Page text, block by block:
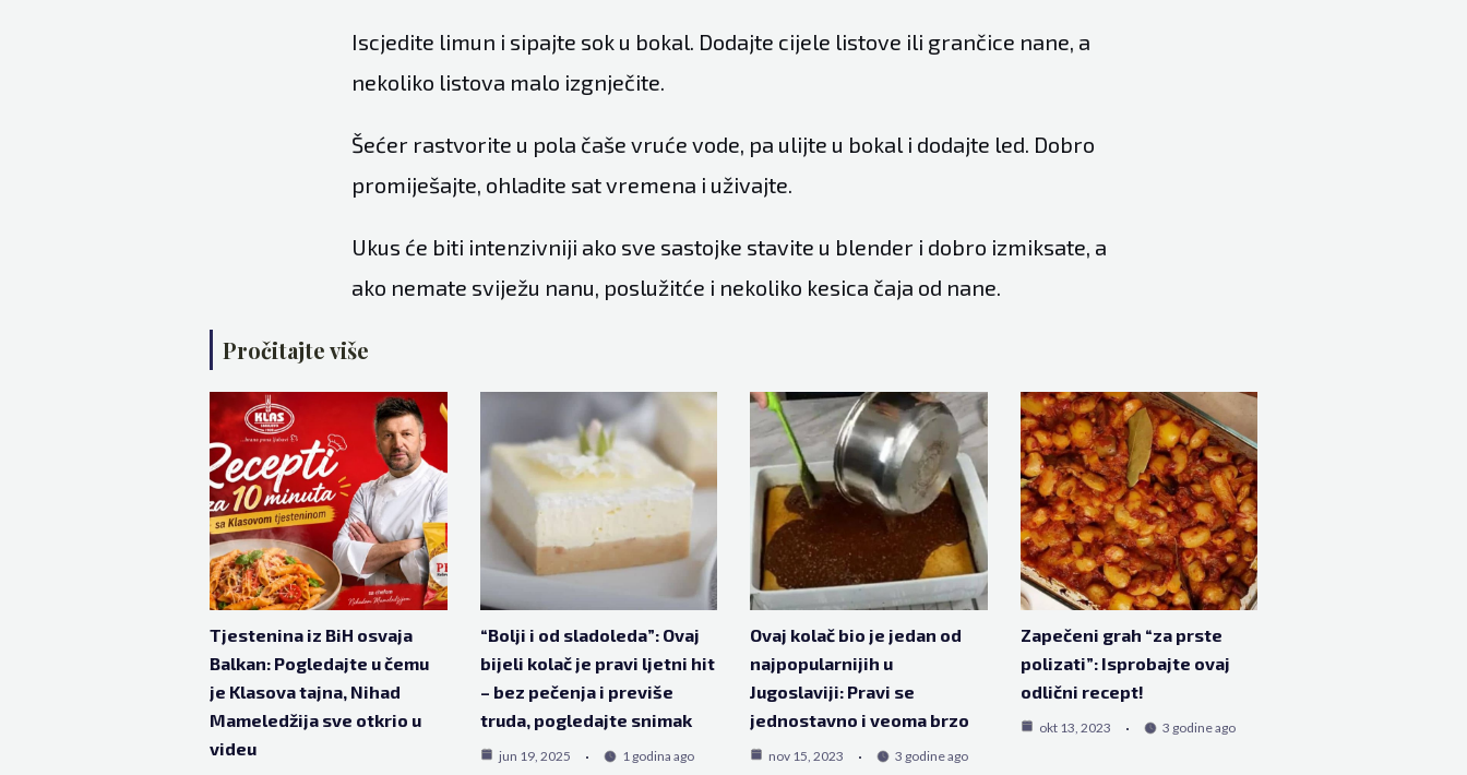
Iscjedite limun i sipajte sok u bokal. Dodajte cijele listove ili grančice nane, a
nekoliko listova malo izgnječite.
Šećer rastvorite u pola čaše vruće vode, pa ulijte u bokal i dodajte led. Dobro
promiješajte, ohladite sat vremena i uživajte.
Ukus će biti intenzivniji ako sve sastojke stavite u blender i dobro izmiksate, a
ako nemate sviježu nanu, poslužitće i nekoliko kesica čaja od nane.
Pročitajte više
Tjestenina iz BiH osvaja
Balkan: Pogledajte u čemu
je Klasova tajna, Nihad
Mameledžija sve otkrio u
videu
“Bolji i od sladoleda”: Ovaj
bijeli kolač je pravi ljetni hit
– bez pečenja i previše
truda, pogledajte snimak
jun 19, 2025 1 godina ago
Ovaj kolač bio je jedan od
najpopularnijih u
Jugoslaviji: Pravi se
jednostavno i veoma brzo
nov 15, 2023 3 godine ago
Zapečeni grah “za prste
polizati”: Isprobajte ovaj
odlični recept!
okt 13, 2023 3 godine ago